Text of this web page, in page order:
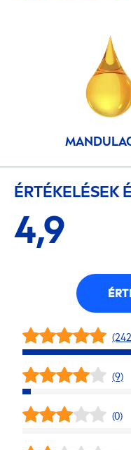
ÉRTÉKELÉSEK
4,9
(9)
(0)